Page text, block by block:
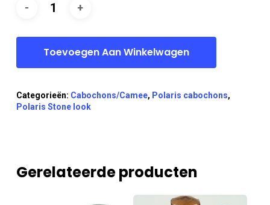
Toevoegen Aan Winkelwagen
Categorieën: Cabochons/Camee, Polaris cabochons,
Polaris Stone look
Gerelateerde producten